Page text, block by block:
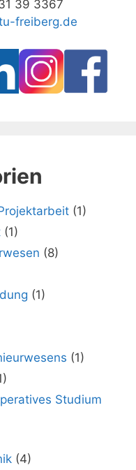
39 3367
freiberg.de
(1)
(1)
(8)
(1)
(1)
Studium
(4)